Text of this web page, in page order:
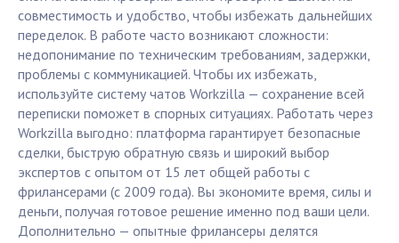
совместимость и удобство, чтобы избежать дальнейших
переделок. В работе часто возникают сложности:
недопонимание по техническим требованиям, задержки,
проблемы с коммуникацией. Чтобы их избежать,
используйте систему чатов Workzilla — сохранение всей
переписки поможет в спорных ситуациях. Работать через
Workzilla выгодно: платформа гарантирует безопасные
сделки, быструю обратную связь и широкий выбор
экспертов с опытом от 15 лет общей работы с
фрилансерами (с 2009 года). Вы экономите время, силы и
деньги, получая готовое решение именно под ваши цели.
Дополнительно — опытные фрилансеры делятся